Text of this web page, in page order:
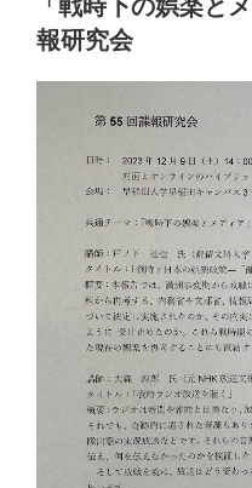
「戦時下の娯楽と
報研究会